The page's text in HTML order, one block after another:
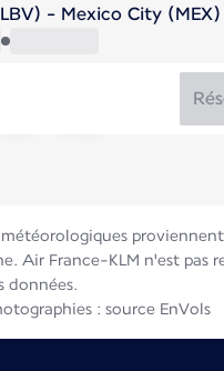
- Mexico City (MEX)
météorologiques
Air France-KLM n'est pas
données.
: source EnVols